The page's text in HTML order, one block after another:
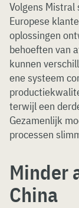
Volgens
Europese
oplossingen
behoeften van
kunnen
ene systeem
terwijl een
Gezamenlijk
processen
Minder
China